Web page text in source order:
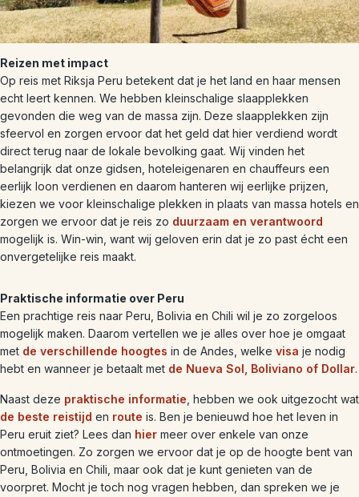
Reizen met impact
Op reis met Riksja Peru betekent dat je het land en haar mensen
echt leert kennen. We hebben kleinschalige slaapplekken
gevonden die weg van de massa zijn. Deze slaapplekken zijn
sfeervol en zorgen ervoor dat het geld dat hier verdiend wordt
direct terug naar de lokale bevolking gaat. Wij vinden het
belangrijk dat onze gidsen, hoteleigenaren en chauffeurs een
eerlijk loon verdienen en daarom hanteren wij eerlijke prijzen,
kiezen we voor kleinschalige plekken in plaats van massa hotels en
zorgen we ervoor dat je reis zo duurzaam en verantwoord
mogelijk is. Win-win, want wij geloven erin dat je zo past écht een
onvergetelijke reis maakt.
Praktische informatie over Peru
Een prachtige reis naar Peru, Bolivia en Chili wil je zo zorgeloos
mogelijk maken. Daarom vertellen we je alles over hoe je omgaat
met de verschillende hoogtes in de Andes, welke visa je nodig
hebt en wanneer je betaalt met de Nueva Sol, Boliviano of Dollar.
Naast deze praktische informatie , hebben we ook uitgezocht wat
de beste reistijd en route is. Ben je benieuwd hoe het leven in
Peru eruit ziet? Lees dan hier meer over enkele van onze
ontmoetingen. Zo zorgen we ervoor dat je op de hoogte bent van
Peru, Bolivia en Chili, maar ook dat je kunt genieten van de
voorpret. Mocht je toch nog vragen hebben, dan spreken we je